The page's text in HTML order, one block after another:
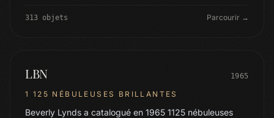
313 objets Parcourir →
LBN 1965
1 125 NÉBULEUSES BRILLANTES
Beverly Lynds a catalogué en 1965 1125 nébuleuses